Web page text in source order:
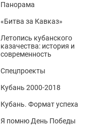
Панорама
«Битва за Кавказ»
Летопись кубанского
казачества: история и
современность
Спецпроекты
Кубань 2000-2018
Кубань. Формат успеха
Я помню День Победы